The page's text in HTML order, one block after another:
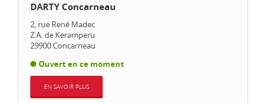
DARTY Concarneau
2, rue René Madec
Z.A. de Keramperu
29900Concarneau
Ouvert en ce moment
EN SAVOIR PLUS